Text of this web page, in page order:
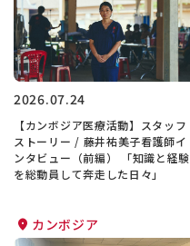
2026.07.24
【カンボジア医療活動】スタッフ
ストーリー / 藤井祐美子看護師イ
ンタビュー（前編） 「知識と経験
を総動員して奔走した日々」
カンボジア